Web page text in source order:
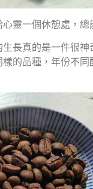
靈一個休憩處，總
長真的是一件很
的品種，年份不